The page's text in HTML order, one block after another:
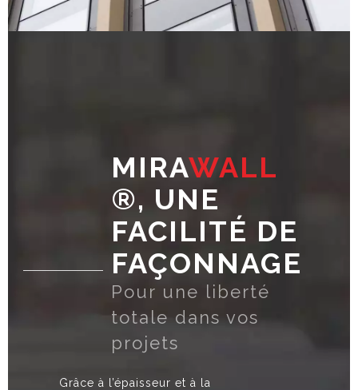
MIRAWALL
®, UNE
FACILITÉ DE
FAÇONNAGE
Pour une liberté
totale dans vos
projets
Grâce à l’épaisseur et à la